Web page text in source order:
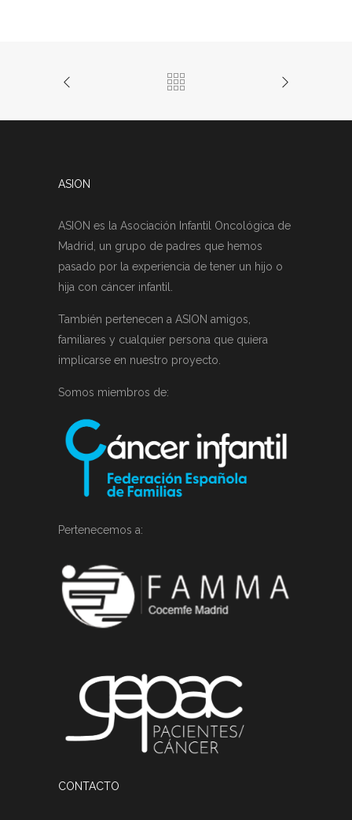
ASION
ASION es la Asociación Infantil Oncológica de
Madrid, un grupo de padres que hemos
pasado por la experiencia de tener un hijo o
hija con cáncer infantil.
También pertenecen a ASION amigos,
familiares y cualquier persona que quiera
implicarse en nuestro proyecto.
Somos miembros de:
Pertenecemos a:
CONTACTO